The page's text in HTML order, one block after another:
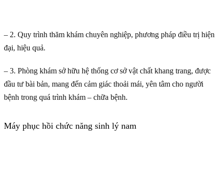
– 2. Quy trình thăm khám chuyên nghiệp, phương pháp điều trị hiện
đại, hiệu quả.
– 3. Phòng khám sở hữu hệ thống cơ sở vật chất khang trang, được
đầu tư bài bản, mang đến cảm giác thoải mái, yên tâm cho người
bệnh trong quá trình khám – chữa bệnh.
Máy phục hồi chức năng sinh lý nam